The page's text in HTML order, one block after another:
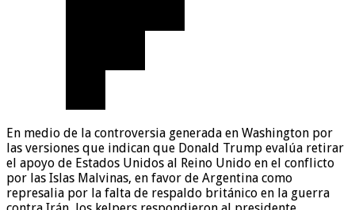
En medio de la controversia generada en Washington por
las versiones que indican que Donald Trump evalúa retirar
el apoyo de Estados Unidos al Reino Unido en el conflicto
por las Islas Malvinas, en favor de Argentina como
represalia por la falta de respaldo británico en la guerra